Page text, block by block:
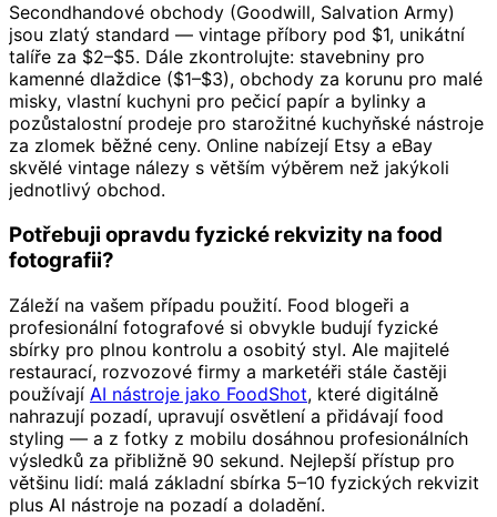
Secondhandové obchody (Goodwill, Salvation Army)
jsou zlatý standard — vintage příbory pod $1, unikátní
talíře za $2–$5. Dále zkontrolujte: stavebniny pro
kamenné dlaždice ($1–$3), obchody za korunu pro malé
misky, vlastní kuchyni pro pečicí papír a bylinky a
pozůstalostní prodeje pro starožitné kuchyňské nástroje
za zlomek běžné ceny. Online nabízejí Etsy a eBay
skvělé vintage nálezy s větším výběrem než jakýkoli
jednotlivý obchod.
Potřebuji opravdu fyzické rekvizity na food
fotografii?
Záleží na vašem případu použití. Food blogeři a
profesionální fotografové si obvykle budují fyzické
sbírky pro plnou kontrolu a osobitý styl. Ale majitelé
restaurací, rozvozové firmy a marketéři stále častěji
používají AI nástroje jako FoodShot, které digitálně
nahrazují pozadí, upravují osvětlení a přidávají food
styling — a z fotky z mobilu dosáhnou profesionálních
výsledků za přibližně 90 sekund. Nejlepší přístup pro
většinu lidí: malá základní sbírka 5–10 fyzických rekvizit
plus AI nástroje na pozadí a doladění.